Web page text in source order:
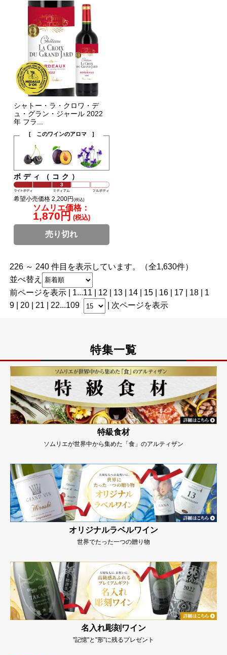
シャトー・ラ・クロワ・デ
ュ・グラン・ジャール 2022
年 フラ...
[ このワインのアロマ ]
ボディ（コク）
希望小売価格 2,200円(税込)
ソムリエ価格：
1,870円 (税込)
売り切れ
226 ～ 240 件目を表示しています。（全1,630件）
並べ替え
前ページを表示| 1...11 12 13| 14| 15| 16 | 17| 18| 1
9| 20| 21| 22...109 次ページを表示
特集一覧
特級食材
ソムリエが世界中から集めた「食」のアルティザン
オリジナルラベルワイン
世界でたった一つの贈り物
名入れ彫刻ワイン
"記憶"と"形"に残るプレゼント